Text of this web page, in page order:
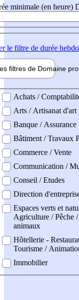
minimale (en heure)
le filtre de durée
filtres de Domaine pro
professionel
Achats /
Arts / Artisanat d'art
Banque / Assurance
Bâtiment / Travaux
Commerce / Vente
Communication /
Conseil / Etudes
Direction
Espaces verts et
Agriculture / Pêche
animaux
Hôtellerie -
Tourisme /
Immobilier